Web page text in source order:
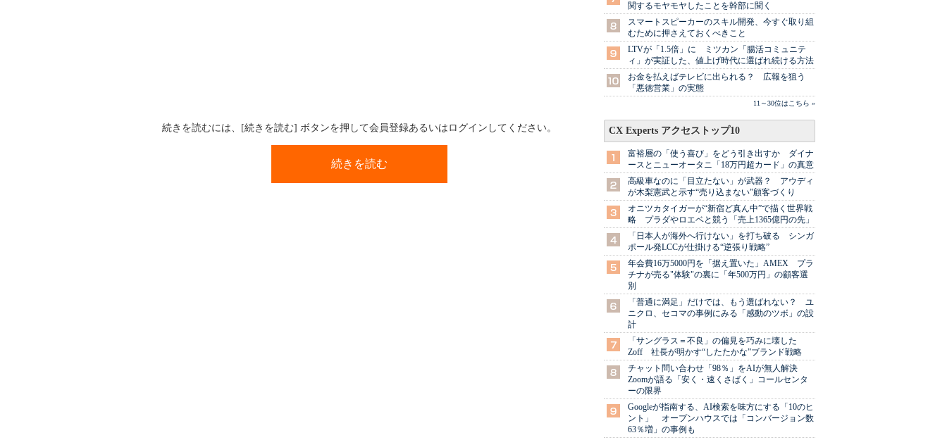
続きを読むには、[続きを読む] ボタンを押して会員登録あるいはログインしてください。
続きを読む
関するモヤモヤしたことを幹部に聞く
スマートスピーカーのスキル開発、今すぐ取り組
むために押さえておくべきこと
LTVが「1.5倍」に ミツカン「腸活コミュニテ
ィ」が実証した、値上げ時代に選ばれ続ける方法
お金を払えばテレビに出られる？ 広報を狙う
「悪徳営業」の実態
11～30位はこちら »
CX Experts アクセストップ10
富裕層の「使う喜び」をどう引き出すか ダイナ
ースとニューオータニ「18万円超カード」の真意
高級車なのに「目立たない」が武器？ アウディ
が木梨憲武と示す“売り込まない”顧客づくり
オニツカタイガーが“新宿ど真ん中”で描く世界戦
略 プラダやロエベと競う「売上1365億円の先」
「日本人が海外へ行けない」を打ち破る シンガ
ポール発LCCが仕掛ける“逆張り戦略”
年会費16万5000円を「据え置いた」AMEX プラ
チナが売る"体験"の裏に「年500万円」の顧客選
別
「普通に満足」だけでは、もう選ばれない？ ユ
ニクロ、セコマの事例にみる「感動のツボ」の設
計
「サングラス＝不良」の偏見を巧みに壊した
Zoff 社長が明かす“したたかな”ブランド戦略
チャット問い合わせ「98％」をAIが無人解決
Zoomが語る「安く・速くさばく」コールセンタ
ーの限界
Googleが指南する、AI検索を味方にする「10のヒ
ント」 オープンハウスでは「コンバージョン数
63％増」の事例も